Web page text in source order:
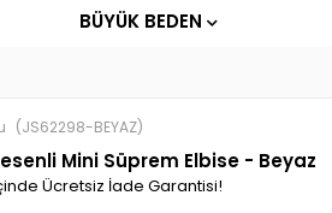
BÜYÜK BEDEN
(JS62298-BEYAZ)
Mini Süprem Elbise - Beyaz
Ücretsiz İade Garantisi!